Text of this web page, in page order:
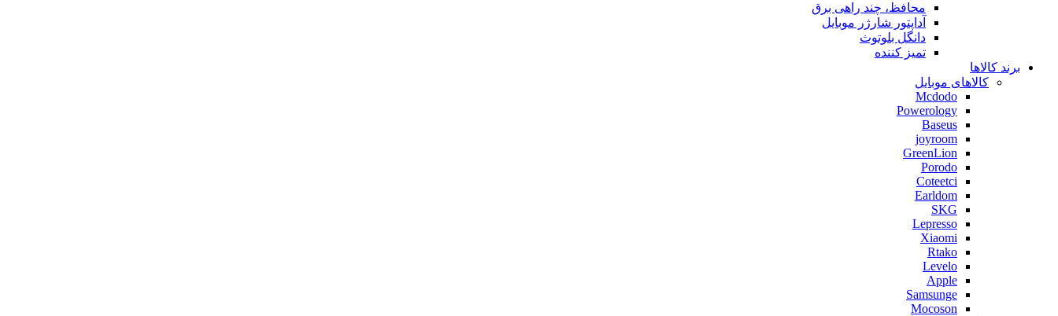
محافظ، چند راهی برق
آداپتور شارژر موبایل
دانگل بلوتوث
تمیز کننده
برند کالاها
کالاهای موبایل
Mcdodo
Powerology
Baseus
joyroom
GreenLion
Porodo
Coteetci
Earldom
SKG
Lepresso
Xiaomi
Rtako
Levelo
Apple
Samsunge
Mocoson